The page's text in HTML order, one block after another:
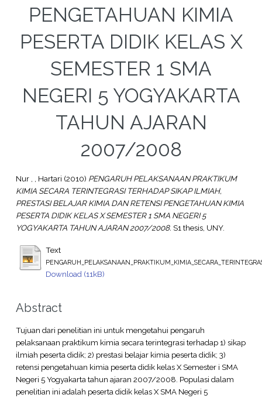
PENGETAHUAN KIMIA
PESERTA DIDIK KELAS X
SEMESTER 1 SMA
NEGERI 5 YOGYAKARTA
TAHUN AJARAN
2007/2008
Nur , , Hartari (2010) PENGARUH PELAKSANAAN PRAKTIKUM
KIMIA SECARA TERINTEGRASI TERHADAP SIKAP ILMIAH,
PRESTASI BELAJAR KIMIA DAN RETENSI PENGETAHUAN KIMIA
PESERTA DIDIK KELAS X SEMESTER 1 SMA NEGERI 5
YOGYAKARTA TAHUN AJARAN 2007/2008. S1 thesis, UNY.
Text
Download (11kB)
Abstract
Tujuan dari penelitian ini untuk mengetahui pengaruh
pelaksanaan praktikum kimia secara terintegrasi terhadap 1) sikap
ilmiah peserta didik; 2) prestasi belajar kimia peserta didik; 3)
retensi pengetahuan kimia peserta didik kelas X Semester i SMA
Negeri 5 Yogyakarta tahun ajaran 2007/2008. Populasi dalam
penelitian ini adalah peserta didik kelas X SMA Negeri 5